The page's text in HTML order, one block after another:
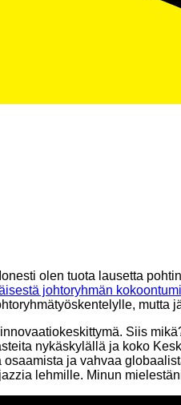
olen tuota lausetta
johtoryhmän
mutta
Siis
nykäskylällä ja koko
ja vahvaa
lehmille. Minun